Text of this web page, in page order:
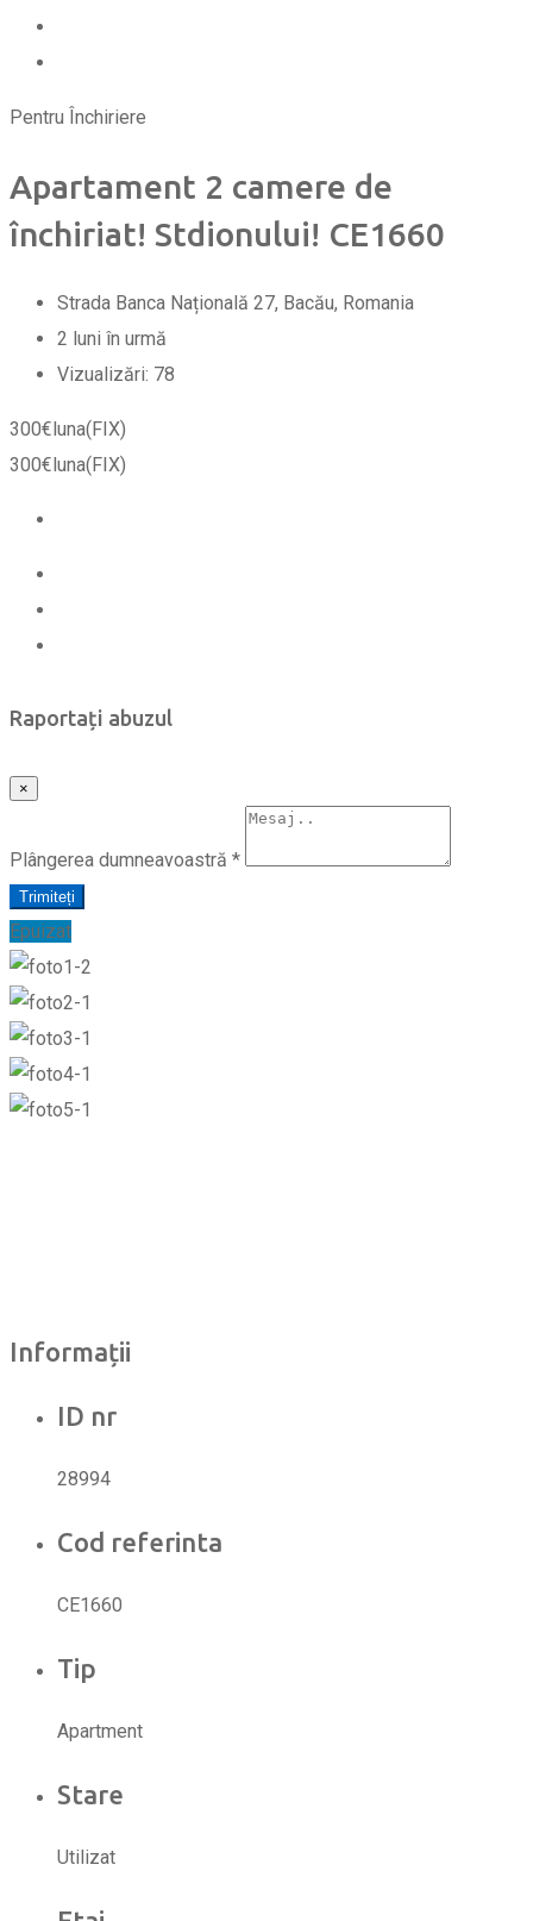
Pentru Închiriere
Apartament 2 camere de
închiriat! Stdionului! CE1660
Strada Banca Națională 27, Bacău, Romania
2 luni în urmă
Vizualizări: 78
300€ luna(FIX)
300€ luna(FIX)
Raportați abuzul
×
Plângerea dumneavoastră *
Trimiteți
Epuizat
Informații
ID nr
28994
Cod referinta
CE1660
Tip
Apartment
Stare
Utilizat